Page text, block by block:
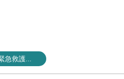
急救護...